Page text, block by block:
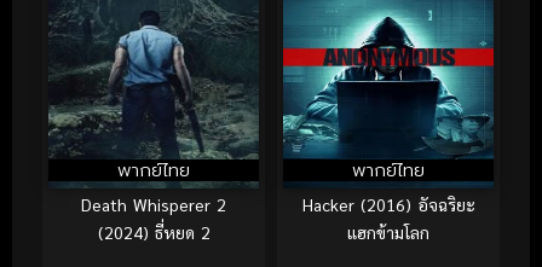
พากย์ไทย
Death Whisperer 2
(2024) ธี่หยด 2
พากย์ไทย
Hacker (2016) อัจฉริยะ
แฮกข้ามโลก